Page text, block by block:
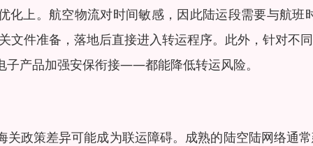
化上。航空物流对时间敏感，因此陆运段需要与航班
文件准备，落地后直接进入转运程序。此外，针对
子产品加强安保衔接——都能降低转运风险。
关政策差异可能成为联运障碍。成熟的陆空陆网络通